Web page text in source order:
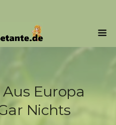
Europa
Nichts